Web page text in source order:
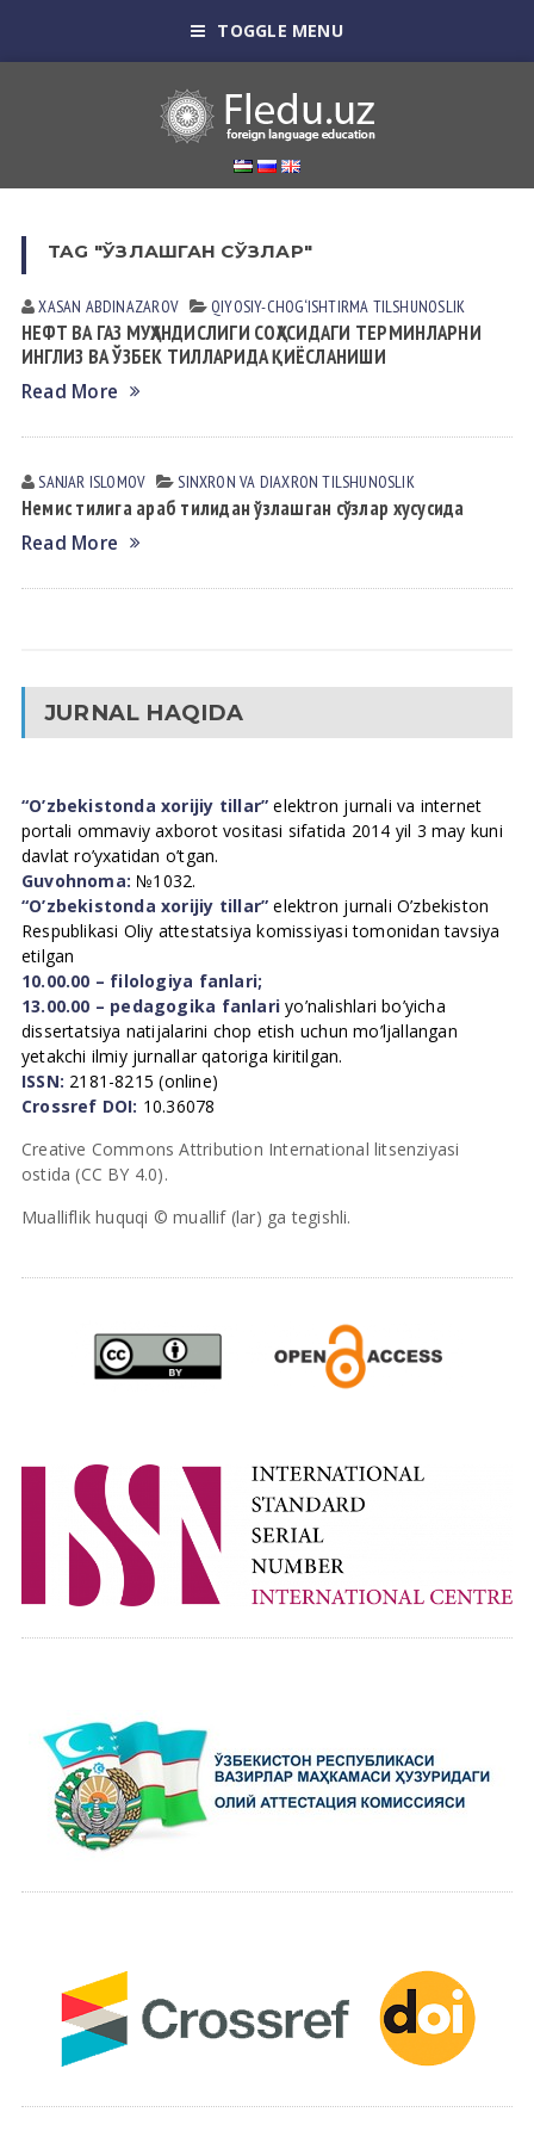
TOGGLE MENU
TAG "ЎЗЛАШГАН СЎЗЛАР"
XASAN АBDINАZАROV QIYOSIY-CHOG‘ISHTIRMA TILSHUNOSLIK
НЕФТ ВА ГАЗ МУҲАНДИСЛИГИ СОҲАСИДАГИ ТЕРМИНЛАРНИ
ИНГЛИЗ ВА ЎЗБЕК ТИЛЛАРИДА ҚИЁСЛАНИШИ
Read More
SANJAR ISLOMOV SINXRON VА DIАXRON TILSHUNOSLIK
Немис тилига араб тилидан ўзлашган сўзлар хусусида
Read More
JURNAL HAQIDA
“O’zbekistonda xorijiy tillar” elektron jurnali va internet
portali ommaviy axborot vositasi sifatida 2014 yil 3 may kuni
davlat ro’yxatidan o’tgan.
Guvohnoma: №1032.
“O’zbekistonda xorijiy tillar” elektron jurnali O’zbekiston
Respublikasi Oliy attestatsiya komissiyasi tomonidan tavsiya
etilgan
10.00.00 – filologiya fanlari;
13.00.00 – pedagogika fanlari yo’nalishlari bo’yicha
dissertatsiya natijalarini chop etish uchun mo’ljallangan
yetakchi ilmiy jurnallar qatoriga kiritilgan.
ISSN: 2181-8215 (online)
Crossref DOI: 10.36078
Creative Commons Attribution International litsenziyasi
ostida (CC BY 4.0).
Mualliflik huquqi © muallif (lar) ga tegishli.